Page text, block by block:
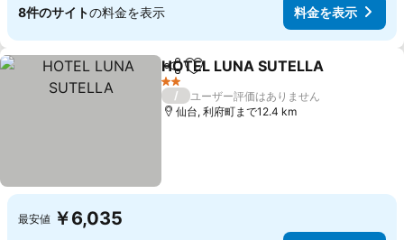
8件のサイトの料金を表示 料金を表示
シェアお気に入りに追加
HOTEL LUNA SUTELLA
2 ホテルのランク
/
ユーザー評価はありません
仙台, 利府町まで12.4 km
最安値 ￥6,035